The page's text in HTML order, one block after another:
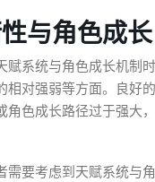
与角色成长
赋系统与角色成长机制
相对强弱等方面。良好
角色成长路径过于强大
需要考虑到天赋系统与